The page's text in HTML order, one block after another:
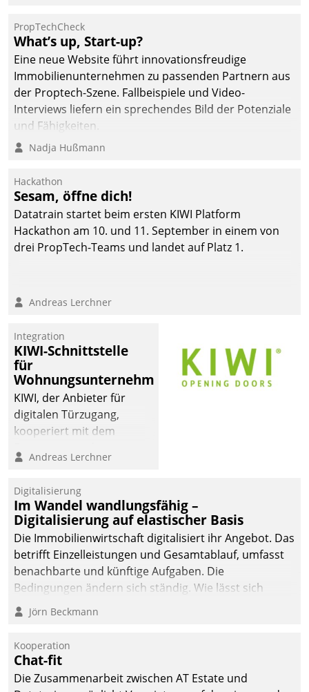
Einsparungen durch optimierte und automatisierte
Prozesse. Doch man darf nicht zu viel erwarten: Allein
mit der Einführung einer neuen Software ist es nicht
getan. Die Digitalisierung erfordert von Unternehmen
die Bereitschaft, sich zu überprüfen, zu hinterfragen
und zu verändern.
PropTechCheck
What’s up, Start-up?
Eine neue Website führt innovationsfreudige
Immobilienunternehmen zu passenden Partnern aus
der Proptech-Szene. Fallbeispiele und Video-
Interviews liefern ein sprechendes Bild der Potenziale
und Fähigkeiten.
Nadja Hußmann
Hackathon
Sesam, öffne dich!
Datatrain startet beim ersten KIWI Platform
Hackathon am 10. und 11. September in einem von
drei PropTech-Teams und landet auf Platz 1.
Andreas Lerchner
Integration
KIWI-Schnittstelle
für
Wohnungsunternehmen
KIWI, der Anbieter für
digitalen Türzugang,
kooperiert mit dem
Softwareentwicklungshaus
Andreas Lerchner
Digitalisierung
Im Wandel wandlungsfähig –
Digitalisierung auf elastischer Basis
Die Immobilienwirtschaft digitalisiert ihr Angebot. Das
betrifft Einzelleistungen und Gesamtablauf, umfasst
benachbarte und künftige Aufgaben. Die
Bedingungen ändern sich ständig. Wie lässt sich
technisch die Kontrolle wahren und zugleich Freiraum
fürs Wachsen öffnen?
Jörn Beckmann
Kooperation
Chat-fit
Die Zusammenarbeit zwischen AT Estate und